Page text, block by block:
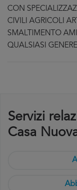
CON
CIVILI AGRICOLI
SMALTIMENTO
QUALSIASI GENERE
Servizi
Casa